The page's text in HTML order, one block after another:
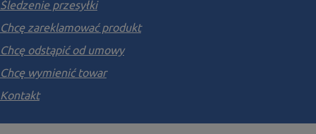
Śledzenie przesyłki
Chcę zareklamować produkt
Chcę odstąpić od umowy
Chcę wymienić towar
Kontakt